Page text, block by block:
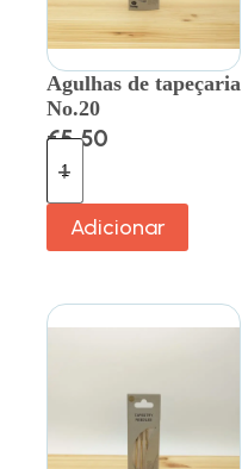
Agulhas de tapeçaria
No.20
€5.50
Adicionar